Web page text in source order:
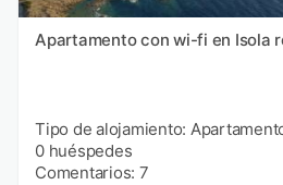
Apartamento con wi-fi en Isola
Tipo de alojamiento:
0 huéspedes
Comentarios: 7